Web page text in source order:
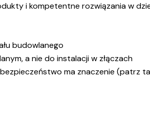
i kompetentne rozwiązania w
budowlanego
a nie do instalacji w złączach
ma znaczenie (patrz